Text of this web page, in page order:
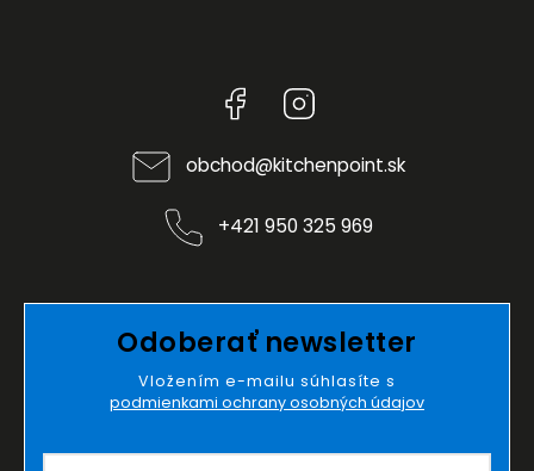
Facebook
obchod@kitchenpoint.sk
+421 950 325 969
Odoberať newsletter
Vložením e-mailu súhlasíte s
podmienkami ochrany osobných údajov